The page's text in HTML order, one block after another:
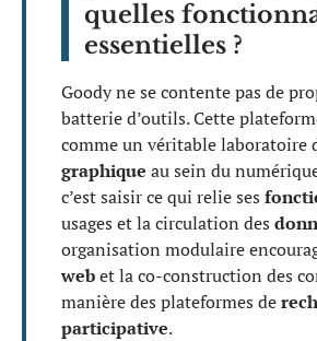
quelles
essentielles ?
Goody ne se contente pas de
batterie d’outils. Cette
comme un véritable laboratoire
graphique au sein du
c’est saisir ce qui relie ses
usages et la circulation des
organisation modulaire
webet la co-construction des
manière des plateformes de
participative.